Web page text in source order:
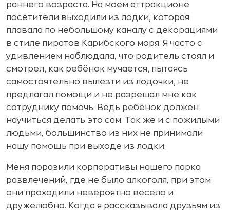
раннего возраста. На моем аттракционе
посетители выходили из лодки, которая
плавала по небольшому каналу с декорациями
в стиле пиратов Карибского моря. Я часто с
удивлением наблюдала, что родитель стоял и
смотрел, как ребёнок мучается, пытаясь
самостоятельно вылезти из лодочки, не
предлагал помощи и не разрешал мне как
сотруднику помочь. Ведь ребёнок должен
научиться делать это сам. Так же и с пожилыми
людьми, большинство из них не принимали
нашу помощь при выходе из лодки.
Меня поразили корпоративы нашего парка
развлечений, где не было алкоголя, при этом
они проходили невероятно весело и
дружелюбно. Когда я рассказывала друзьям из